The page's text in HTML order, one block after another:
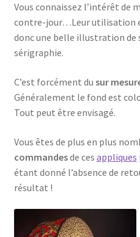
Vous connaissez l’intérêt de
contre-jour…Leur utilisation
donc une belle illustration de
sérigraphie.
C’est forcément du sur
Généralement le fond est
Tout peut être envisagé.
Vous êtes de plus en plus
commandesde ces appliques
étant donné l’absence de
résultat !